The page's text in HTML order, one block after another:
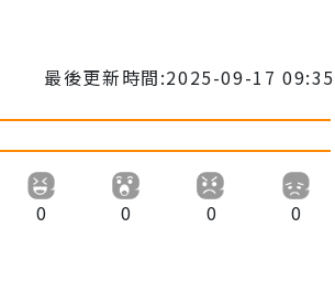
最後更新時間:2025-09-17 09:35
0 0 0 0